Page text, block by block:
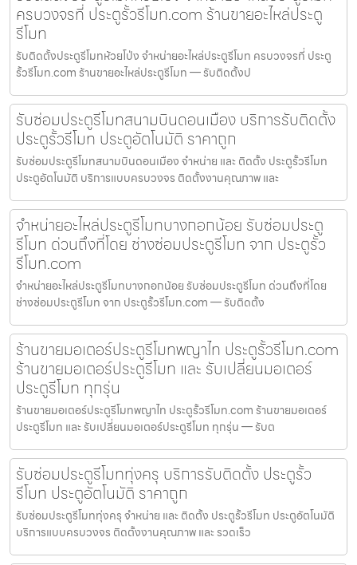
ครบวงจรที่ ประตูรั้วรีโมท.com ร้านขายอะไหล่ประตู
รีโมท
รับติดตั้งประตูรีโมทห้วยโป่ง จำหน่ายอะไหล่ประตูรีโมท ครบวงจรที่ ประตู
รั้วรีโมท.com ร้านขายอะไหล่ประตูรีโมท — รับติดตั้งป
รับซ่อมประตูรีโมทสนามบินดอนเมือง บริการรับติดตั้ง
ประตูรั้วรีโมท ประตูอัตโนมัติ ราคาถูก
รับซ่อมประตูรีโมทสนามบินดอนเมือง จำหน่าย และ ติดตั้ง ประตูรั้วรีโมท
ประตูอัตโนมัติ บริการแบบครบวงจร ติดตั้งงานคุณภาพ และ
จำหน่ายอะไหล่ประตูรีโมทบางกอกน้อย รับซ่อมประตู
รีโมท ด่วนถึงที่โดย ช่างซ่อมประตูรีโมท จาก ประตูรั้ว
รีโมท.com
จำหน่ายอะไหล่ประตูรีโมทบางกอกน้อย รับซ่อมประตูรีโมท ด่วนถึงที่โดย
ช่างซ่อมประตูรีโมท จาก ประตูรั้วรีโมท.com — รับติดตั้ง
ร้านขายมอเตอร์ประตูรีโมทพญาไท ประตูรั้วรีโมท.com
ร้านขายมอเตอร์ประตูรีโมท และ รับเปลี่ยนมอเตอร์
ประตูรีโมท ทุกรุ่น
ร้านขายมอเตอร์ประตูรีโมทพญาไท ประตูรั้วรีโมท.com ร้านขายมอเตอร์
ประตูรีโมท และ รับเปลี่ยนมอเตอร์ประตูรีโมท ทุกรุ่น — รับต
รับซ่อมประตูรีโมททุ่งครุ บริการรับติดตั้ง ประตูรั้ว
รีโมท ประตูอัตโนมัติ ราคาถูก
รับซ่อมประตูรีโมททุ่งครุ จำหน่าย และ ติดตั้ง ประตูรั้วรีโมท ประตูอัตโนมัติ
บริการแบบครบวงจร ติดตั้งงานคุณภาพ และ รวดเร็ว